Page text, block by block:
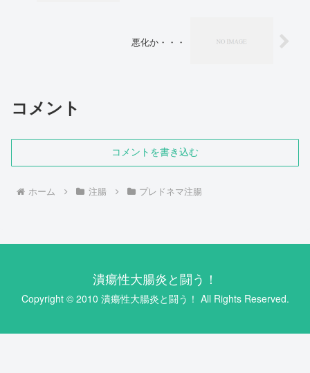
悪化か・・・
コメント
コメントを書き込む
ホーム 注腸 プレドネマ注腸
潰瘍性大腸炎と闘う！
Copyright © 2010 潰瘍性大腸炎と闘う！ All Rights Reserved.